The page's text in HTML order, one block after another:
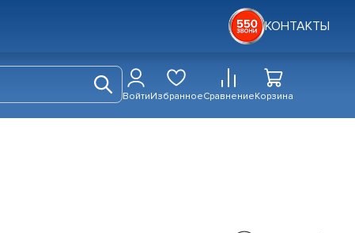
КОНТАКТЫ
ВойтиИзбранноеСравнениеКорзина